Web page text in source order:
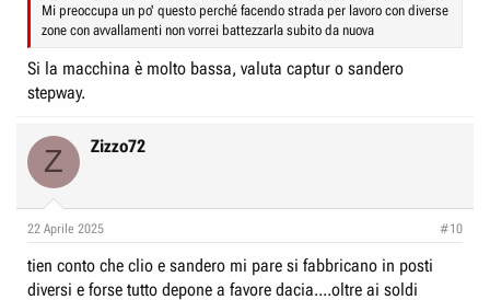
Mi preoccupa un po' questo perché facendo strada per lavoro con diverse
zone con avvallamenti non vorrei battezzarla subito da nuova
Si la macchina è molto bassa, valuta captur o sandero
stepway.
Z Zizzo72
22 Aprile 2025 #10
tien conto che clio e sandero mi pare si fabbricano in posti
diversi e forse tutto depone a favore dacia....oltre ai soldi